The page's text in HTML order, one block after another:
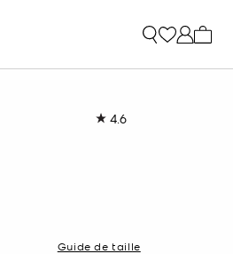
4.6Lire
page.
Guide de taille